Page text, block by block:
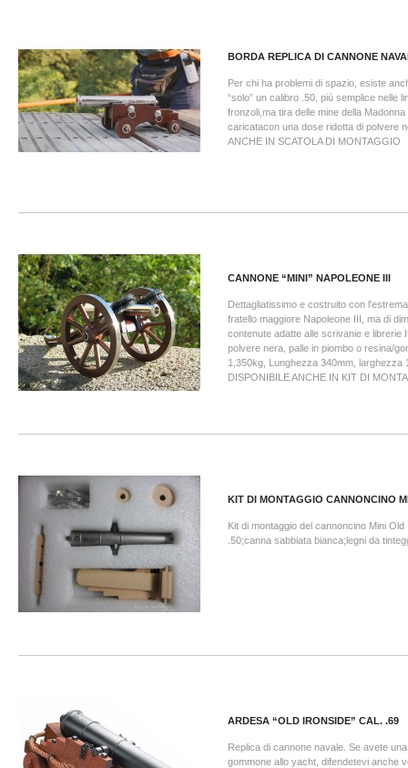
BORDA REPLICA DI CANNONE
Per chi ha problemi di spazio, esiste
“solo” un calibro .50, più semplice nelle
fronzoli,ma tira delle mine della
caricatacon una dose ridotta di polvere
ANCHE IN SCATOLA DI MONTAGGIO
CANNONE “MINI” NAPOLEONE III
Dettagliatissimo e costruito con
fratello maggiore Napoleone III, ma di
contenute adatte alle scrivanie e librerie
polvere nera, palle in piombo o resina/
1,350kg, Lunghezza 340mm, larghezza
DISPONIBILE ANCHE IN KIT DI
KIT DI MONTAGGIO CANNONCINO
Kit di montaggio del cannoncino Mini
.50;canna sabbiata bianca;legni da
ARDESA “OLD IRONSIDE” CAL. .69
Replica di cannone navale. Se avete
gommone allo yacht, difendetevi anche